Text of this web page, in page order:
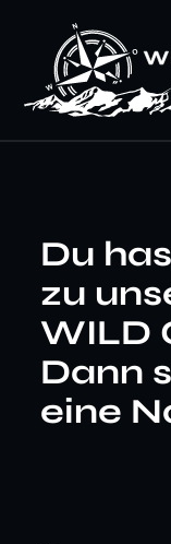
Du
zu
WILD
Dann
eine